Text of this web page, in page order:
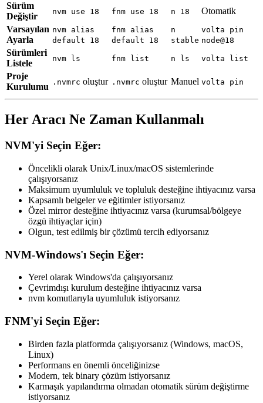
Sürüm
Değiştir
nvm use 18 fnm use 18 n 18
Otomatik
Varsayılan
Ayarla
nvm alias
default 18
fnm alias
default 18
n
stable
volta pin
node@18
Sürümleri
Listele
nvm ls fnm list n ls volta list
Proje
Kurulumu .nvmrc oluştur .nvmrc oluştur Manuel volta pin
Her Aracı Ne Zaman Kullanmalı
NVM'yi Seçin Eğer:
Öncelikli olarak Unix/Linux/macOS sistemlerinde
çalışıyorsanız
Maksimum uyumluluk ve topluluk desteğine ihtiyacınız varsa
Kapsamlı belgeler ve eğitimler istiyorsanız
Özel mirror desteğine ihtiyacınız varsa (kurumsal/bölgeye
özgü ihtiyaçlar için)
Olgun, test edilmiş bir çözümü tercih ediyorsanız
NVM-Windows'ı Seçin Eğer:
Yerel olarak Windows'da çalışıyorsanız
Çevrimdışı kurulum desteğine ihtiyacınız varsa
nvm komutlarıyla uyumluluk istiyorsanız
FNM'yi Seçin Eğer:
Birden fazla platformda çalışıyorsanız (Windows, macOS,
Linux)
Performans en önemli önceliğinizse
Modern, tek binary çözüm istiyorsanız
Karmaşık yapılandırma olmadan otomatik sürüm değiştirme
istiyorsanız